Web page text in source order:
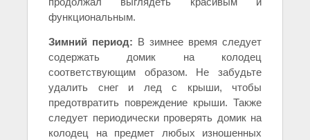
функциональным.
Зимний период: В зимнее время следует
содержать домик на колодец
соответствующим образом. Не забудьте
удалить снег и лед с крыши, чтобы
предотвратить повреждение крыши. Также
следует периодически проверять домик на
колодец на предмет любых изношенных